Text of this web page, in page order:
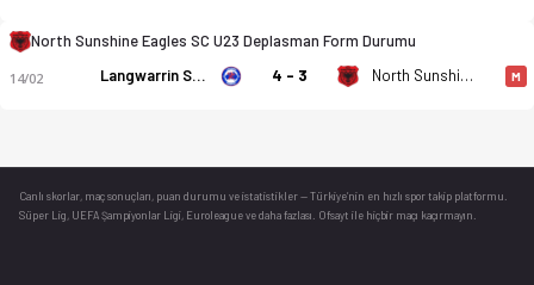
North Sunshine Eagles SC U23 Deplasman Form Durumu
14/02 Langwarrin SC U23 4 - 3 North Sunshine Eagles SC U23 M
Canlı skorlar , maç sonuçları, puan durumu ve istatistikler — Türkiye’nin en hızlı spor takip platformu.
Süper Lig, UEFA Şampiyonlar Ligi, Euroleague ve daha fazlası. Ofsayt ile hiçbir maçı kaçırmayın.